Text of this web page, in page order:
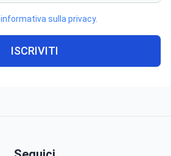
informativa sulla privacy.
ISCRIVITI